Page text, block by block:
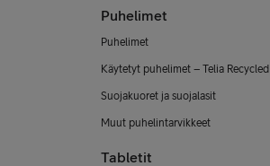
Puhelimet
Puhelimet
Käytetyt puhelimet – Telia Recycled
Suojakuoret ja suojalasit
Muut puhelintarvikkeet
Tabletit